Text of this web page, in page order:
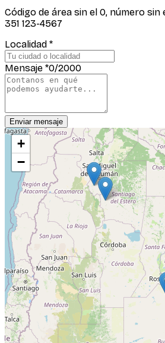
Código de área sin el 0, número sin
351 123-4567
Localidad *
Mensaje *0/2000
Enviar mensaje
+
−